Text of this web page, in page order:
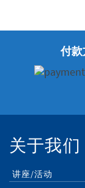
付款
关于我们
讲座/活动